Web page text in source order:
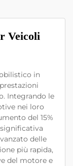
Veicoli
in
Integrando le
nei loro
del 15%
delle
più rapida,
del motore e